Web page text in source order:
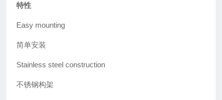
特性
Easy mounting
简单安装
Stainless steel construction
不锈钢构架